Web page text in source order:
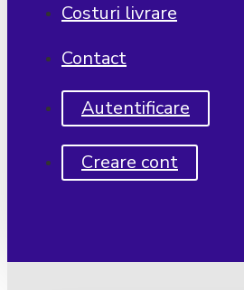
Costuri livrare
Contact
Autentificare
Creare cont